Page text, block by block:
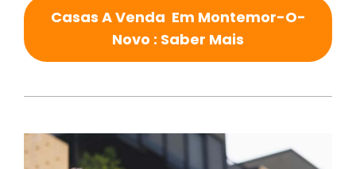
Casas A Venda Em Montemor-O-
Novo : Saber Mais